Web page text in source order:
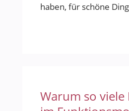
haben, für schöne
Warum so viele